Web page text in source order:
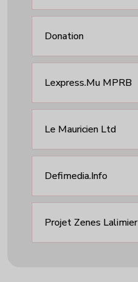
Donation
Lexpress.mu MPRB
Le Mauricien Ltd
Defimedia.info
Projet Zenes Lalimier